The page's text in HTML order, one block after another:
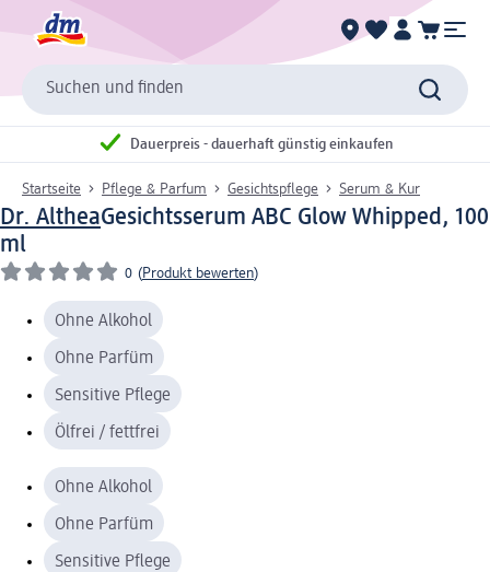
Suchen und finden
Dauerpreis - dauerhaft günstig einkaufen
Startseite Pflege & Parfum Gesichtspflege Serum & Kur
Dr. AltheaGesichtsserum ABC Glow Whipped, 100
ml
0 (Produkt bewerten)
Ohne Alkohol
Ohne Parfüm
Sensitive Pflege
Ölfrei / fettfrei
Ohne Alkohol
Ohne Parfüm
Sensitive Pflege